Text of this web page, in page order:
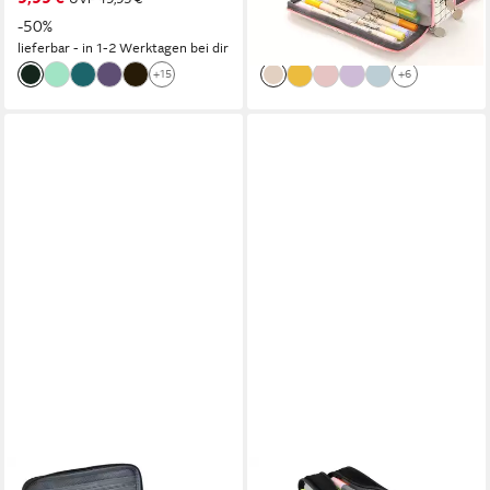
-50%
lieferbar - in 1-2 Werktagen bei dir
+15
Männer und Frauen
-32%
lieferbar - in 5-6 Werktagen bei dir
+6
CACHITO ONLINE PEN